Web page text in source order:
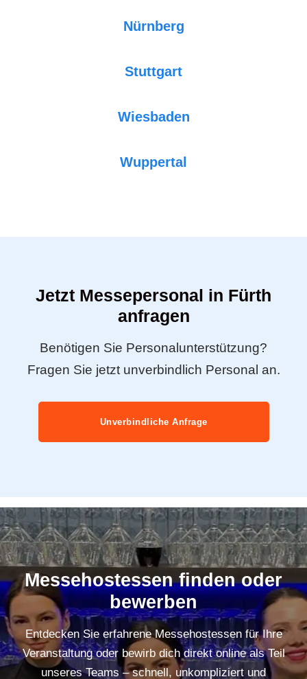
Nürnberg
Stuttgart
Wiesbaden
Wuppertal
Jetzt Messepersonal in Fürth
anfragen
Benötigen Sie Personalunterstützung?
Fragen Sie jetzt unverbindlich Personal an.
Unverbindliche Anfrage
Messehostessen finden oder
bewerben
Entdecken Sie erfahrene Messehostessen für Ihre
Veranstaltung oder bewirb dich direkt online als Teil
unseres Teams – schnell, unkompliziert und